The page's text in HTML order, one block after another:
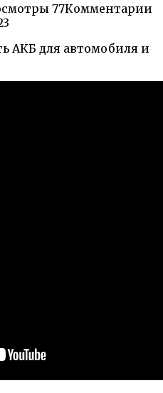
77Комментарии